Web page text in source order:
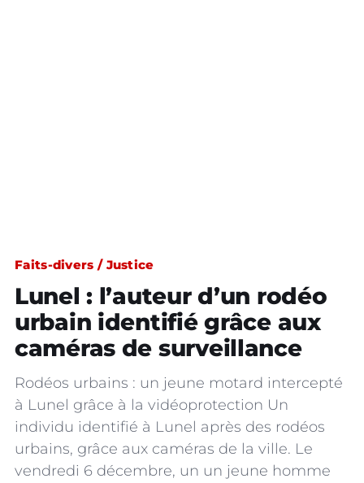
Faits-divers / Justice
Lunel : l’auteur d’un rodéo
urbain identifié grâce aux
caméras de surveillance
Rodéos urbains : un jeune motard intercepté
à Lunel grâce à la vidéoprotection Un
individu identifié à Lunel après des rodéos
urbains, grâce aux caméras de la ville. Le
vendredi 6 décembre, un un jeune homme